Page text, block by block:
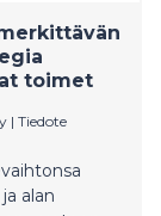
toimet
| Tiedote
alan